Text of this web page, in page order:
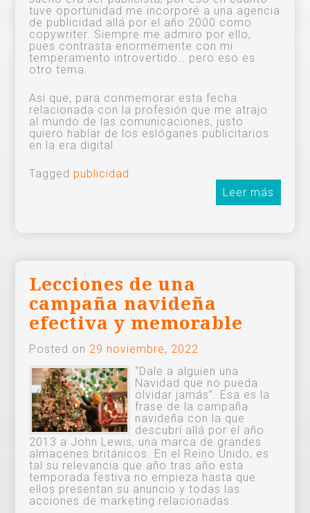
tuve oportunidad me incorporé a una agencia
de publicidad allá por el año 2000 como
copywriter. Siempre me admiro por ello,
pues contrasta enormemente con mi
temperamento introvertido… pero eso es
otro tema.
Así que, para conmemorar esta fecha
relacionada con la profesión que me atrajo
al mundo de las comunicaciones, justo
quiero hablar de los eslóganes publicitarios
en la era digital.
Tagged publicidad
Leer más
Lecciones de una
campaña navideña
efectiva y memorable
Posted on 29 noviembre, 2022
“Dale a alguien una
Navidad que no pueda
olvidar jamás”. Esa es la
frase de la campaña
navideña con la que
descubrí allá por el año
2013 a John Lewis, una marca de grandes
almacenes británicos. En el Reino Unido, es
tal su relevancia que año tras año esta
temporada festiva no empieza hasta que
ellos presentan su anuncio y todas las
acciones de marketing relacionadas.